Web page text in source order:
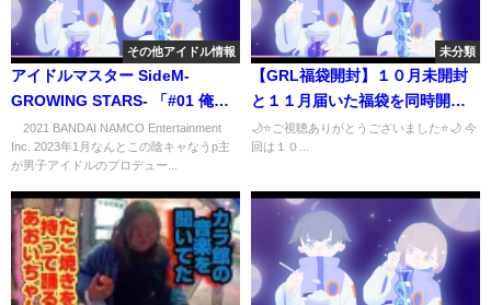
その他アイドル情報
アイドルマスター SideM-
GROWING STARS- 「#01 俺が
男子アイドルのプロデューサー
に？ はじめてのアイドルマスタ
ー SideM」
©2021 BANDAI NAMCO Entertainment
Inc. 2023年1月なんとこの陰キャなうp主
が男子アイドルのプロデュー...
未分類
【GRL福袋開封】１０月未開封
と１１月届いた福袋を同時開封
し比較してみた結果…‼️😱‼️
🌙⭐️ご視聴ありがとうございました⭐️🌙 今
回は１０...